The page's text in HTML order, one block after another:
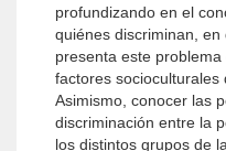
profundizando en el
quiénes discriminan,
presenta este
factores socioculturales
Asimismo, conocer las
discriminación entre la
los distintos grupos de